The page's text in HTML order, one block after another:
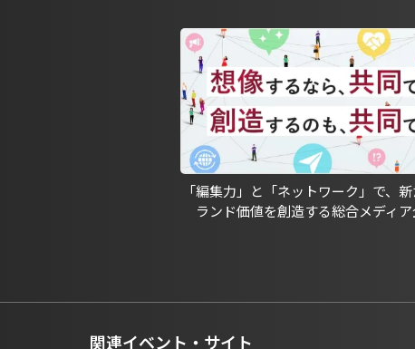
「編集力」と「ネットワーク」で、
ランド価値を創造する総合メディ
関連イベント・サイト